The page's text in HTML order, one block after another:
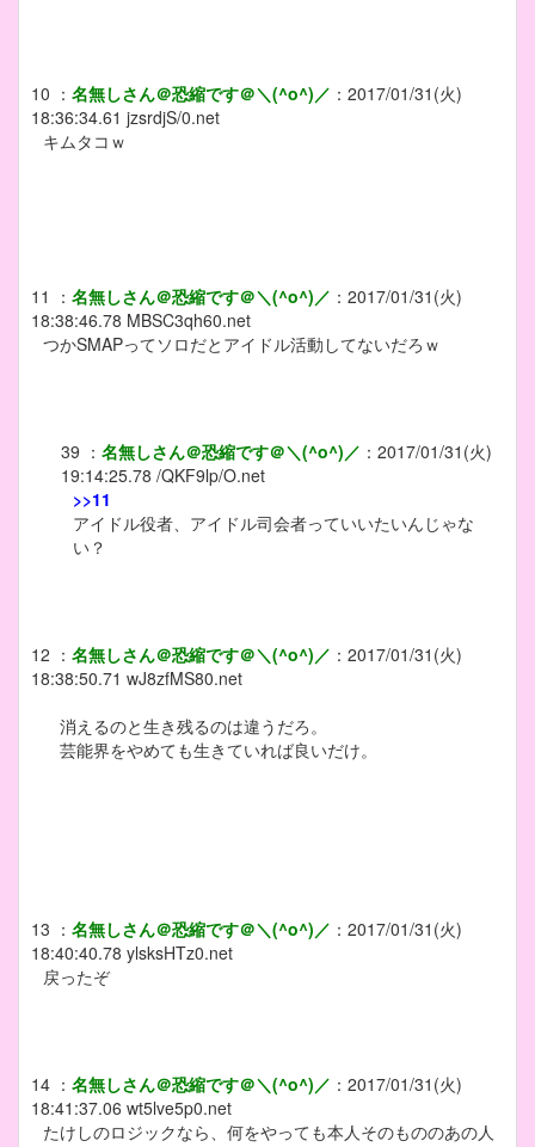
10 ： 名無しさん＠恐縮です＠＼(^o^)／ ： 2017/01/31(火)
18:36:34.61 jzsrdjS/0.net
キムタコｗ
11 ： 名無しさん＠恐縮です＠＼(^o^)／ ： 2017/01/31(火)
18:38:46.78 MBSC3qh60.net
つかSMAPってソロだとアイドル活動してないだろｗ
39 ： 名無しさん＠恐縮です＠＼(^o^)／ ： 2017/01/31(火)
19:14:25.78 /QKF9lp/O.net
>>11
アイドル役者、アイドル司会者っていいたいんじゃな
い？
12 ： 名無しさん＠恐縮です＠＼(^o^)／ ： 2017/01/31(火)
18:38:50.71 wJ8zfMS80.net
消えるのと生き残るのは違うだろ。
芸能界をやめても生きていれば良いだけ。
13 ： 名無しさん＠恐縮です＠＼(^o^)／ ： 2017/01/31(火)
18:40:40.78 ylsksHTz0.net
戻ったぞ
14 ： 名無しさん＠恐縮です＠＼(^o^)／ ： 2017/01/31(火)
18:41:37.06 wt5lve5p0.net
たけしのロジックなら、何をやっても本人そのもののあの人